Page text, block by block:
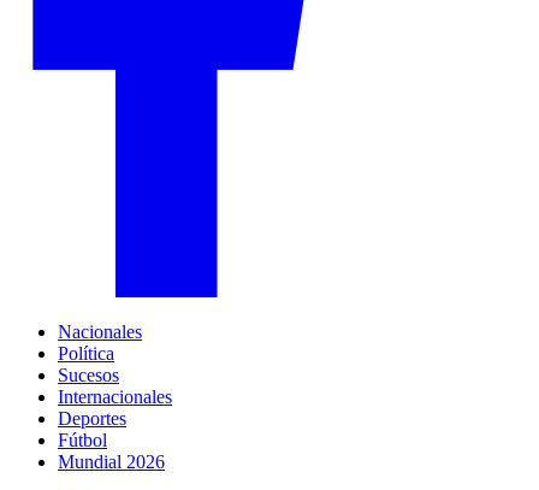
Nacionales
Política
Sucesos
Internacionales
Deportes
Fútbol
Mundial 2026